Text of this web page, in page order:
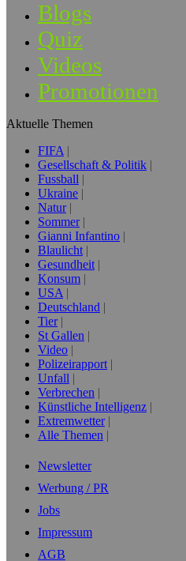
Blogs
Quiz
Videos
Promotionen
Aktuelle Themen
FIFA
Gesellschaft & Politik
Fussball
Ukraine
Natur
Sommer
Gianni Infantino
Blaulicht
Gesundheit
Konsum
USA
Deutschland
Tier
St Gallen
Video
Polizeirapport
Unfall
Verbrechen
Künstliche Intelligenz
Extremwetter
Alle Themen
Newsletter
Werbung / PR
Jobs
Impressum
AGB